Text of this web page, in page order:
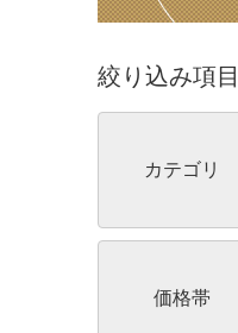
絞り込み項目
カテゴリ
価格帯